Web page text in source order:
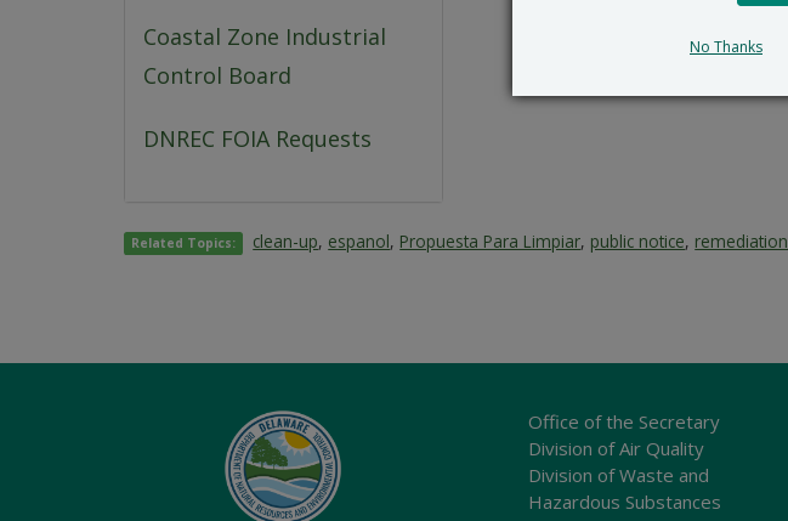
Coastal Zone Industrial
Control Board
DNREC FOIA Requests
Related Topics: clean-up, espanol, Propuesta Para Limpiar, public notice, remediation
Office of the Secretary
Division of Air Quality
Division of Waste and
Hazardous Substances
No Thanks